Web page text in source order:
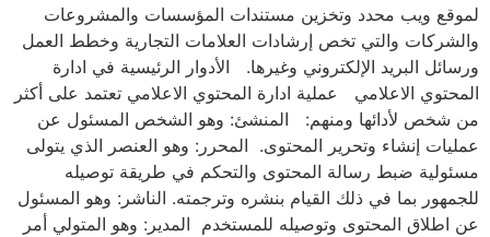
لموقع ويب محدد وتخزين مستندات المؤسسات والمشروعات
والشركات والتي تخص إرشادات العلامات التجارية وخطط العمل
ورسائل البريد الإلكتروني وغيرها. الأدوار الرئيسية في ادارة
المحتوي الاعلامي عملية ادارة المحتوي الاعلامي تعتمد على أكثر
من شخص لأدائها ومنهم: المنشئ: وهو الشخص المسئول عن
عمليات إنشاء وتحرير المحتوى. المحرر: وهو العنصر الذي يتولى
مسئولية ضبط رسالة المحتوى والتحكم في طريقة توصيله
للجمهور بما في ذلك القيام بنشره وترجمته. الناشر: وهو المسئول
عن اطلاق المحتوى وتوصيله للمستخدم المدير: وهو المتولي أمر